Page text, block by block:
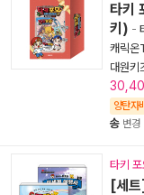
타키
키) -
캐릭온
대원키
양탄자
송 변경
타키
[세